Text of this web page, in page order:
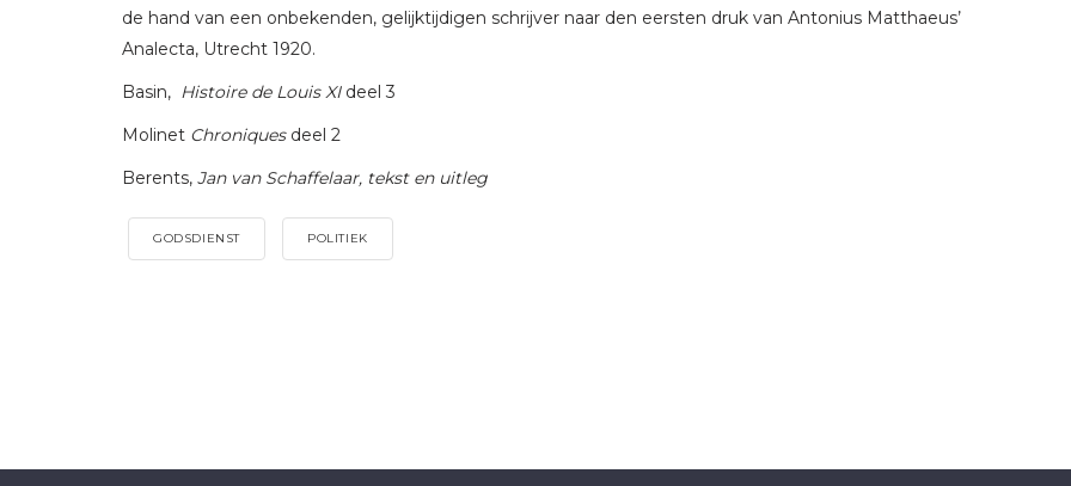
de hand van een onbekenden, gelijktijdigen schrijver naar den eersten druk van Antonius Matthaeus’
Analecta, Utrecht 1920.
Basin, Histoire de Louis XIdeel 3
Molinet Chroniquesdeel 2
Berents, Jan van Schaffelaar, tekst en uitleg
GODSDIENST POLITIEK